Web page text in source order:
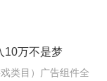
10万不是梦
类目）广告组件全